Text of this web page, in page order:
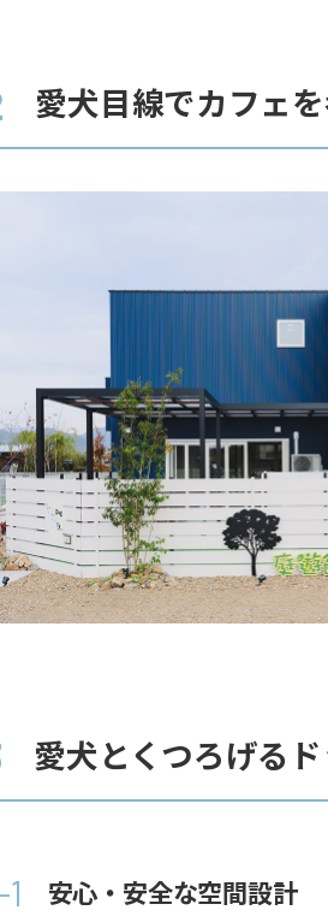
愛犬目線でカフェ
愛犬とくつろげる
安心・安全な空間設計